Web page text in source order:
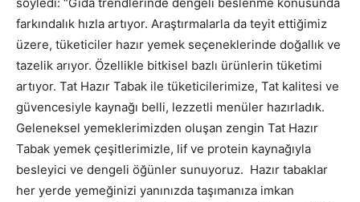
farkındalık hızla artıyor. Araştırmalarla da teyit ettiğimiz
üzere, tüketiciler hazır yemek seçeneklerinde doğallık ve
tazelik arıyor. Özellikle bitkisel bazlı ürünlerin tüketimi
artıyor. Tat Hazır Tabak ile tüketicilerimize, Tat kalitesi ve
güvencesiyle kaynağı belli, lezzetli menüler hazırladık.
Geleneksel yemeklerimizden oluşan zengin Tat Hazır
Tabak yemek çeşitlerimizle, lif ve protein kaynağıyla
besleyici ve dengeli öğünler sunuyoruz. Hazır tabaklar
her yerde yemeğinizi yanınızda taşımanıza imkan